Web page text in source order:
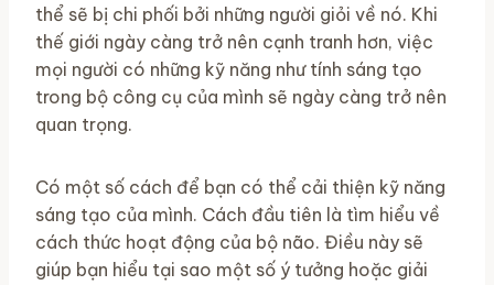
thể sẽ bị chi phối bởi những người giỏi về nó. Khi
thế giới ngày càng trở nên cạnh tranh hơn, việc
mọi người có những kỹ năng như tính sáng tạo
trong bộ công cụ của mình sẽ ngày càng trở nên
quan trọng.
Có một số cách để bạn có thể cải thiện kỹ năng
sáng tạo của mình. Cách đầu tiên là tìm hiểu về
cách thức hoạt động của bộ não. Điều này sẽ
giúp bạn hiểu tại sao một số ý tưởng hoặc giải